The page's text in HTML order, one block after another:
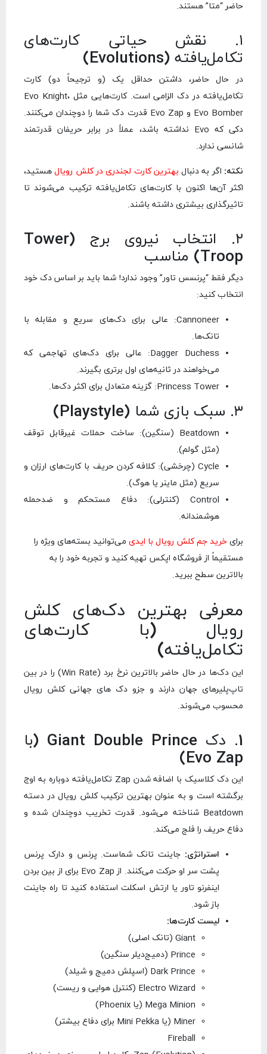
حاضر “متا” هستند.
۱. نقش حیاتی کارت‌های
تکامل‌یافته (Evolutions)
در حال حاضر، داشتن حداقل یک (و ترجیحاً دو) کارت
تکامل‌یافته در دک الزامی است. کارت‌هایی مثل Evo Knight،
Evo Bomber و Evo Zap قدرت دک شما را دوچندان می‌کنند.
دکی که Evo نداشته باشد، عملاً در برابر حریفان قدرتمند
شانسی ندارد.
نکته: اگر به دنبال بهترین کارت لجندری در کلش رویالهستید،
اکثر آن‌ها اکنون با کارت‌های تکامل‌یافته ترکیب می‌شوند تا
تاثیرگذاری بیشتری داشته باشند.
۲. انتخاب نیروی برج (Tower
Troop) مناسب
دیگر فقط “پرنسس تاور” وجود ندارد! شما باید بر اساس دک خود
انتخاب کنید:
Cannoneer: عالی برای دک‌های سریع و مقابله با
تانک‌ها.
Dagger Duchess: عالی برای دک‌های تهاجمی که
می‌خواهند در ثانیه‌های اول برتری بگیرند.
Princess Tower: گزینه متعادل برای اکثر دک‌ها.
۳. سبک بازی شما (Playstyle)
Beatdown (سنگین): ساخت حملات غیرقابل توقف
(مثل گولم).
Cycle (چرخشی): کلافه کردن حریف با کارت‌های ارزان و
سریع (مثل ماینر یا هوگ).
Control (کنترلی): دفاع مستحکم و ضدحمله
هوشمندانه.
برای خرید جم کلش رویال با ایدی می‌توانید بسته‌های ویژه را
مستقیماً از فروشگاه اپکس تهیه کنید و تجربه خود را به
بالاترین سطح ببرید.
معرفی بهترین دک‌های کلش
رویال (با کارت‌های
تکامل‌یافته)
این دک‌ها در حال حاضر بالاترین نرخ برد (Win Rate) را در بین
تاپ‌پلیرهای جهان دارند و جزو دک های جهانی کلش رویال
محسوب می‌شوند.
1. دک Giant Double Prince (با
Evo Zap)
این دک کلاسیک با اضافه شدن Zap تکامل‌یافته دوباره به اوج
برگشته است و به عنوان بهترین ترکیب کلش رویال در دسته
Beatdown شناخته می‌شود. قدرت تخریب دوچندان شده و
دفاع حریف را فلج می‌کند.
استراتژی: جاینت تانک شماست. پرنس و دارک پرنس
پشت سر او حرکت می‌کنند. از Evo Zap برای از بین بردن
اینفرنو تاور یا ارتش اسکلت استفاده کنید تا راه جاینت
باز شود.
لیست کارت‌ها:
Giant (تانک اصلی)
Prince (دمیج‌دیلر سنگین)
Dark Prince (اسپلش دمیج و شیلد)
Electro Wizard (کنترل هوایی و ریست)
Mega Minion (یا Phoenix)
Miner (یا Mini Pekka برای دفاع بیشتر)
Fireball